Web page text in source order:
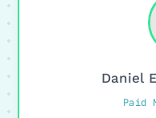
Daniel
Paid